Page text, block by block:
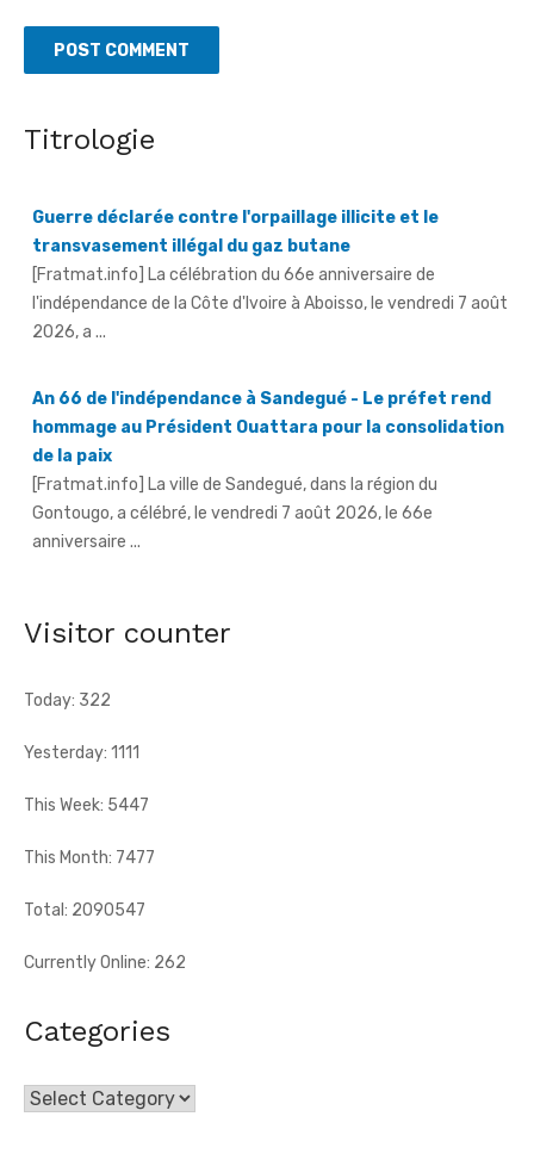
Titrologie
Guerre déclarée contre l'orpaillage illicite et le
[Fratmat.info] La célébration du 66e anniversaire de
l'indépendance de la Côte d'Ivoire à Aboisso, le vendredi 7 août
2026, a ...
An 66 de l'indépendance à Sandegué - Le préfet rend
de la paix
[Fratmat.info] La ville de Sandegué, dans la région du
Gontougo, a célébré, le vendredi 7 août 2026, le 66e
anniversaire ...
66e anniversaire de l'indépendance à Tougbo - Le
sous-préfet appelle à l'union face à la menace
anniversaire de l'indépendance de la Côte d'Ivoire, le sous-
Visitor counter
Today: 322
Yesterday: 1111
This Week: 5447
This Month: 7477
Total: 2090547
Currently Online: 262
Categories
Categories